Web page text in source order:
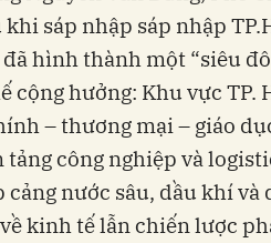
khi sáp nhập sáp nhập
đã hình thành một “siêu
cộng hưởng: Khu vực TP.
– thương mại – giáo
tảng công nghiệp và
cảng nước sâu, dầu khí và
kinh tế lẫn chiến lược